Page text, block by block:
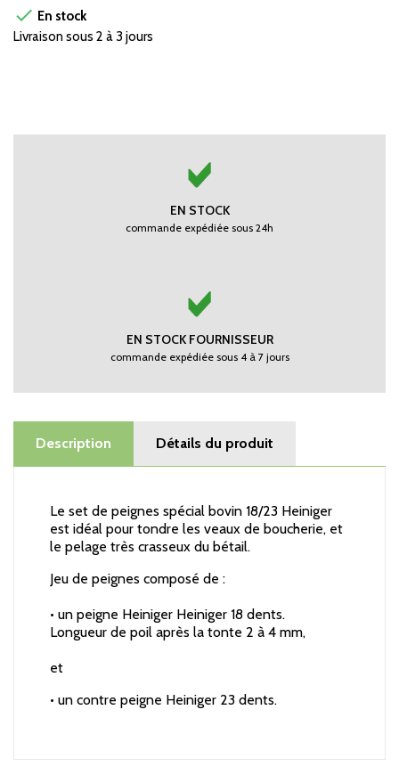
 En stock
Livraison sous 2 à 3 jours
EN STOCK
commande expédiée sous 24h
EN STOCK FOURNISSEUR
commande expédiée sous 4 à 7 jours
Description Détails du produit
Le set de peignes spécial bovin 18/23 Heiniger
est idéal pour tondre les veaux de boucherie, et
le pelage très crasseux du bétail.
Jeu de peignes composé de :
• un peigne Heiniger Heiniger 18 dents.
Longueur de poil après la tonte 2 à 4 mm,
et
• un contre peigne Heiniger 23 dents.